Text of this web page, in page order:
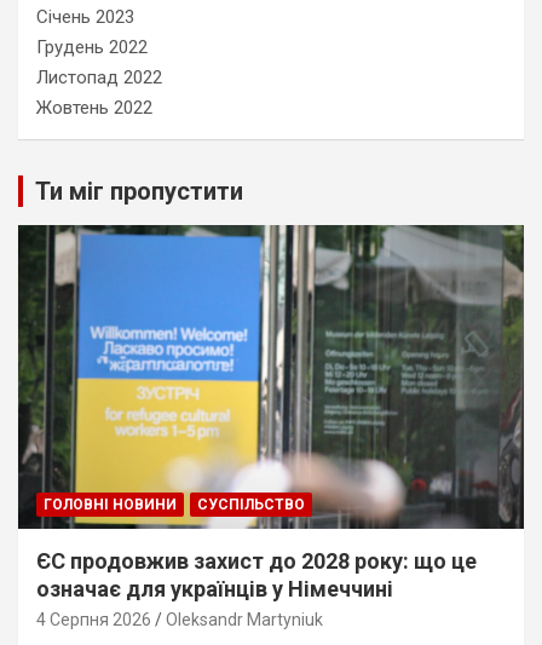
Січень 2023
Грудень 2022
Листопад 2022
Жовтень 2022
Ти міг пропустити
ГОЛОВНІ НОВИНИ СУСПІЛЬСТВО
ЄС продовжив захист до 2028 року: що це
означає для українців у Німеччині
4 Серпня 2026 Oleksandr Martyniuk